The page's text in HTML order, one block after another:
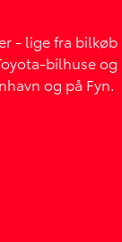
- lige fra bilkøb
bilhuse og
og på Fyn.